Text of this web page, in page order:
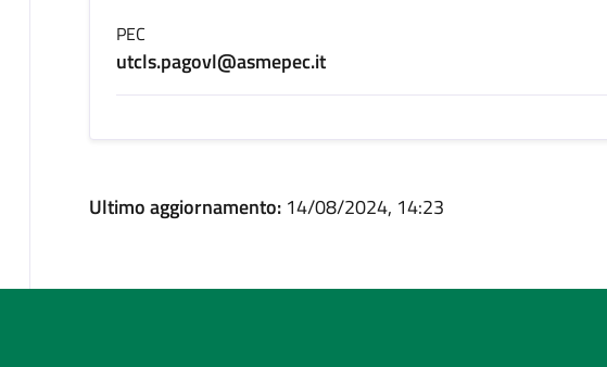
PEC
utcls.pagovl@asmepec.it
Ultimo aggiornamento: 14/08/2024, 14:23